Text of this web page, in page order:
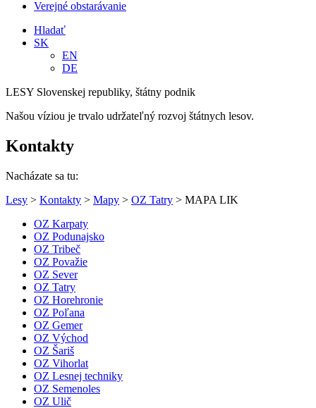
Verejné obstarávanie
Hladať
SK
EN
DE
LESY Slovenskej republiky, štátny podnik
Našou víziou je trvalo udržateľný rozvoj štátnych lesov.
Kontakty
Nacházate sa tu:
Lesy > Kontakty > Mapy > OZ Tatry > MAPA LIK
OZ Karpaty
OZ Podunajsko
OZ Tribeč
OZ Považie
OZ Sever
OZ Tatry
OZ Horehronie
OZ Poľana
OZ Gemer
OZ Východ
OZ Šariš
OZ Vihorlat
OZ Lesnej techniky
OZ Semenoles
OZ Ulič